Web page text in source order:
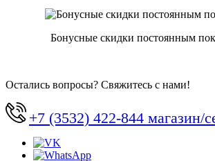
Бонусные скидки постоянным
Остались вопросы? Свяжитесь с нами!
+7 (3532) 422-844 магазин/